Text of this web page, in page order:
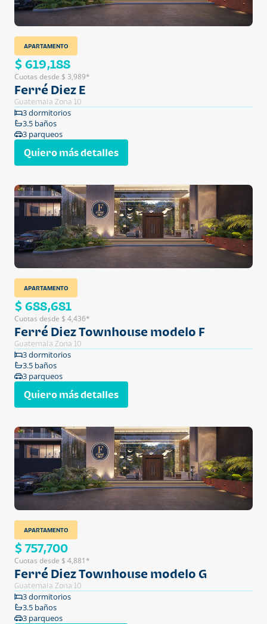
APARTAMENTO
$ 619,188
Cuotas desde $ 3,989*
Ferré Diez E
Guatemala Zona 10
3 dormitorios
3.5 baños
3 parqueos
Quiero más detalles
APARTAMENTO
$ 688,681
Cuotas desde $ 4,436*
Ferré Diez Townhouse modelo F
Guatemala Zona 10
3 dormitorios
3.5 baños
3 parqueos
Quiero más detalles
APARTAMENTO
$ 757,700
Cuotas desde $ 4,881*
Ferré Diez Townhouse modelo G
Guatemala Zona 10
3 dormitorios
3.5 baños
3 parqueos